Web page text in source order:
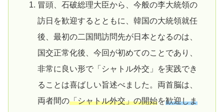
冒頭、石破総理大臣から、今般の李大統領の
訪日を歓迎するとともに、韓国の大統領就任
後、最初の二国間訪問先が日本となるのは、
国交正常化後、今回が初めてのことであり、
非常に良い形で「シャトル外交」を実践でき
ることは喜ばしい旨述べました。両首脳は、
両者間の「シャトル外交」の開始を歓迎しま